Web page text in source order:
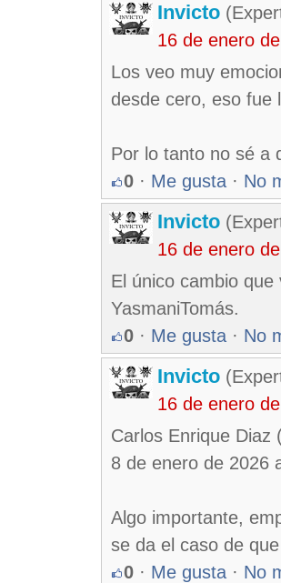
Invicto
16 de enero
Los veo muy
desde cero, eso fue
Por lo tanto no sé a
0 · Me gusta · No
Invicto
16 de enero
El único cambio
YasmaniTomás.
0 · Me gusta · No
Invicto
16 de enero
Carlos Enrique Diaz
8 de enero de 2026
Algo importante,
se da el caso de
0 · Me gusta · No